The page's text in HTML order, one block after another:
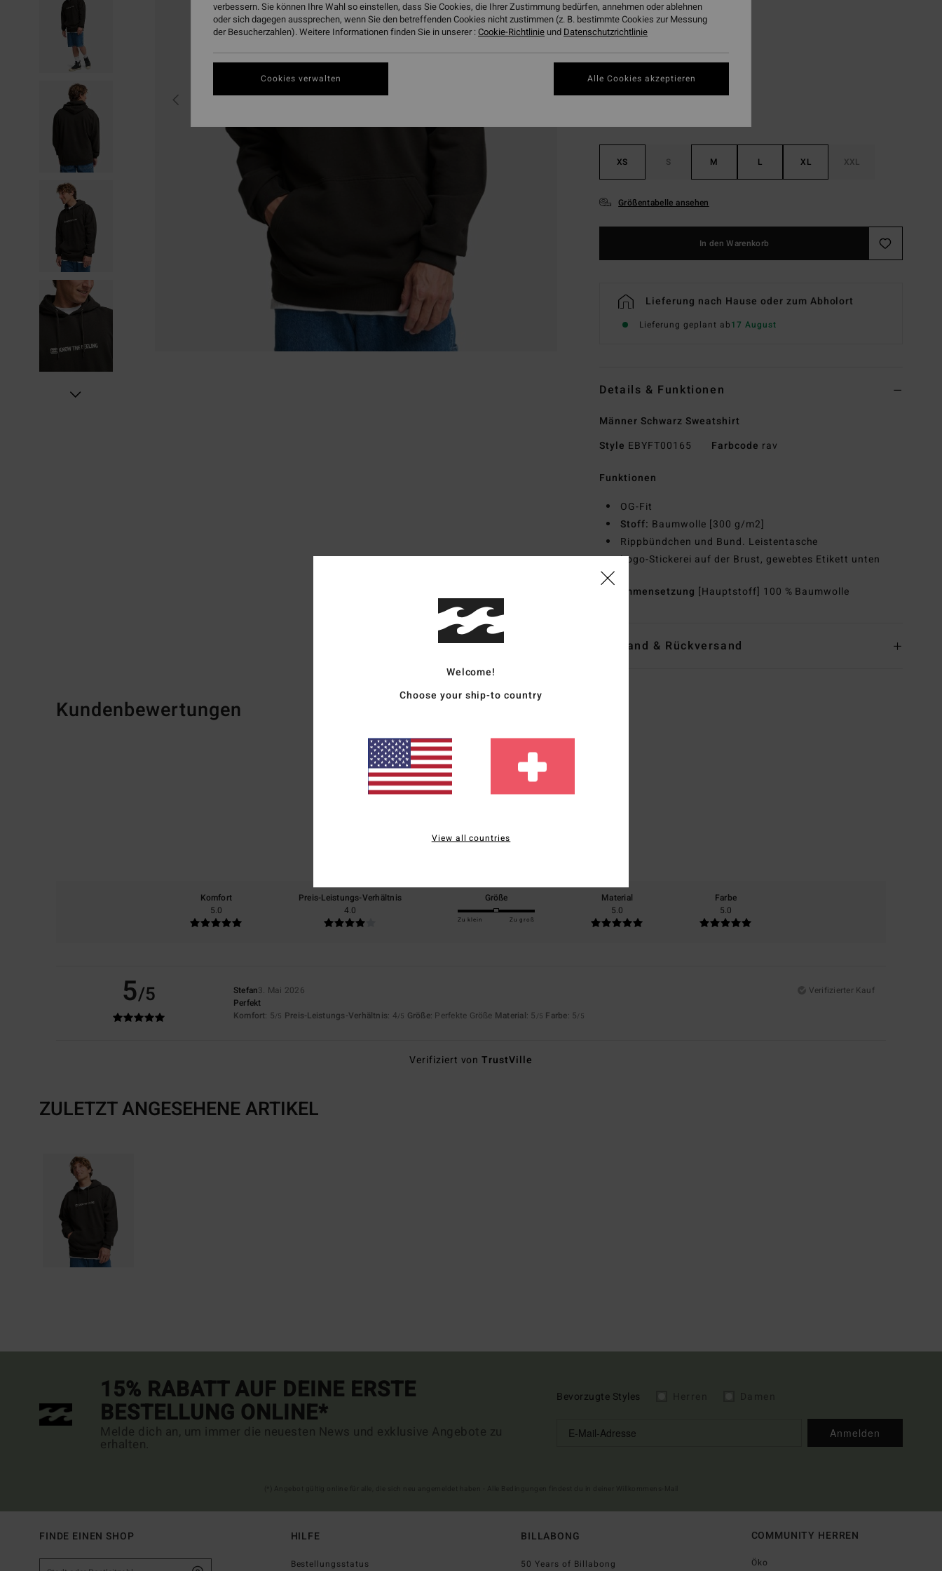
DOPPELTER RABATT EXTRA 25%
XS S M L XL XXL
Größentabelle ansehen
In den Warenkorb
Lieferung nach Hause oder zum Abholort
Lieferung geplant ab17 August
Details & Funktionen
Männer Schwarz Sweatshirt
Style EBYFT00165 Farbcode rav
Funktionen
OG-Fit
Stoff: Baumwolle [300 g/m2]
Rippbündchen und Bund. Leistentasche
Logo-Stickerei auf der Brust, gewebtes Etikett unten
Zusammensetzung [Hauptstoff] 100 % Baumwolle
Versand & Rückversand
Kundenbewertungen
Durchschnittliche Bewertung
5.0
Komfort
5.0
Preis-Leistungs-Verhältnis
4.0
Größe
Zu klein Zu groß
Material
5.0
Farbe
5.0
5/5 Stefan3. Mai 2026
Verifizierter Kauf
Perfekt
Komfort: 5/5 Preis-Leistungs-Verhältnis: 4/5 Größe: Perfekte Größe Material: 5 /5 Farbe: 5/5
Verifiziert vonTrustVille
ZULETZT ANGESEHENE ARTIKEL
15% RABATT AUF DEINE ERSTE
BESTELLUNG ONLINE*
Melde dich an, um immer die neuesten News und exklusive Angebote zu
erhalten.
Bevorzugte Styles
Anmelden
FINDE EINEN SHOP HILFE
Bestellungsstatus
BILLABONG
50 Years of Billabong
COMMUNITY HERREN
Öko
Welcome!
Choose your ship-to country
View all countries
verbessern. Sie können Ihre Wahl so einstellen, dass Sie Cookies, die Ihrer Zustimmung bedürfen, annehmen oder ablehnen
oder sich dagegen aussprechen, wenn Sie den betreffenden Cookies nicht zustimmen (z. B. bestimmte Cookies zur Messung
der Besucherzahlen). Weitere Informationen finden Sie in unserer :Cookie-Richtlinie und Datenschutzrichtlinie
Cookies verwalten Alle Cookies akzeptieren